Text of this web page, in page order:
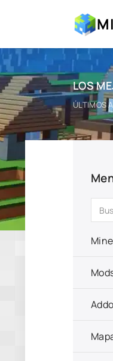
LOS
ÚLTIMOS